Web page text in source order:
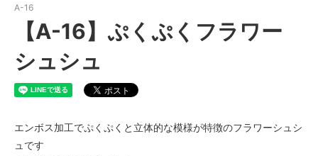
A-16
【A-16】ぷくぷくフラワー
シュシュ
エンボス加工でぷくぷくと立体的な模様が特徴のフラワーシュシ
ュです